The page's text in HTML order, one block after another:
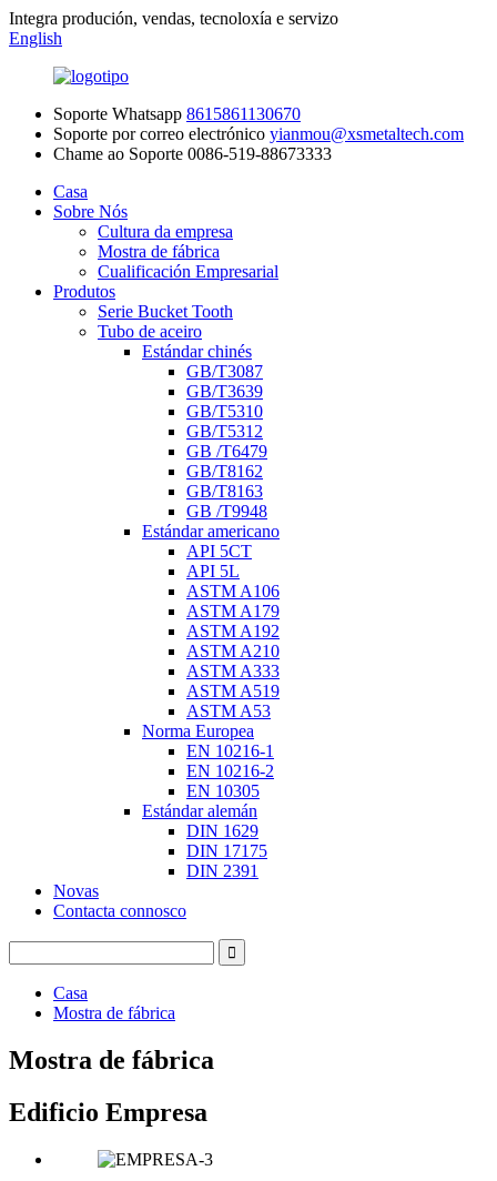
Integra produción, vendas, tecnoloxía e servizo
English
Soporte Whatsapp 8615861130670
Soporte por correo electrónico yianmou@xsmetaltech.com
Chame ao Soporte 0086-519-88673333
Casa
Sobre Nós
Cultura da empresa
Mostra de fábrica
Cualificación Empresarial
Produtos
Serie Bucket Tooth
Tubo de aceiro
Estándar chinés
GB/T3087
GB/T3639
GB/T5310
GB/T5312
GB /T6479
GB/T8162
GB/T8163
GB /T9948
Estándar americano
API 5CT
API 5L
ASTM A106
ASTM A179
ASTM A192
ASTM A210
ASTM A333
ASTM A519
ASTM A53
Norma Europea
EN 10216-1
EN 10216-2
EN 10305
Estándar alemán
DIN 1629
DIN 17175
DIN 2391
Novas
Contacta connosco
Casa
Mostra de fábrica
Mostra de fábrica
Edificio Empresa